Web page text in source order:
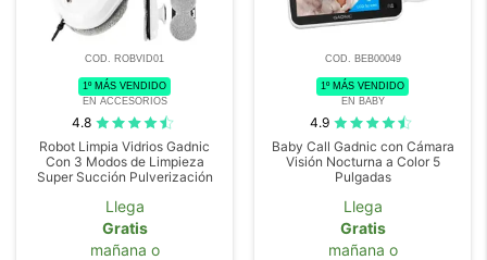
COD. ROBVID01
1º MÁS VENDIDO
EN ACCESORIOS
4.8
Robot Limpia Vidrios Gadnic
Con 3 Modos de Limpieza
Super Succión Pulverización
Llega
Gratis
mañana o
COD. BEB00049
1º MÁS VENDIDO
EN BABY
4.9
Baby Call Gadnic con Cámara
Visión Nocturna a Color 5
Pulgadas
Llega
Gratis
mañana o